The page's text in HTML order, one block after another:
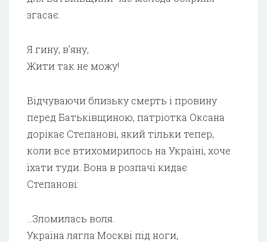
згасає.
Я гину, в’яну,
Жити так не можу!
Відчуваючи близьку смерть і провину
перед Батьківщиною, патріотка Оксана
дорікає Степанові, який тільки тепер,
коли все втихомирилось на Україні, хоче
їхати туди. Вона в розпачі кидає
Степанові:
…Зломилась воля.
Україна лягла Москві під ноги,